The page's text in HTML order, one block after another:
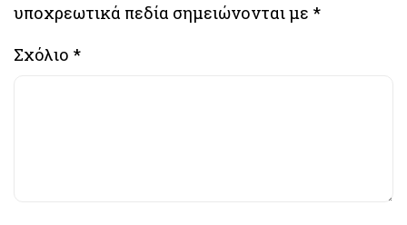
υποχρεωτικά πεδία σημειώνονται με *
Σχόλιο *